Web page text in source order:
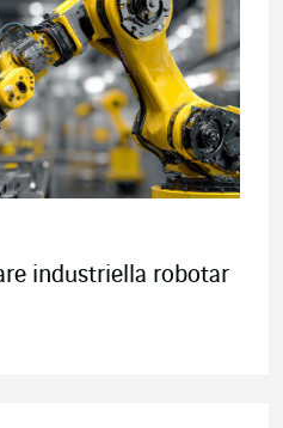
industriella robotar